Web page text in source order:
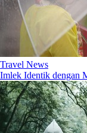
Travel News
Imlek Identik dengan